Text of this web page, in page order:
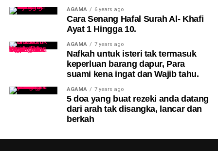
AGAMA 6 years ago
Cara Senang Hafal Surah Al- Khafi
Ayat 1 Hingga 10.
AGAMA 7 years ago
Nafkah untuk isteri tak termasuk
keperluan barang dapur, Para
suami kena ingat dan Wajib tahu.
AGAMA 7 years ago
5 doa yang buat rezeki anda datang
dari arah tak disangka, lancar dan
berkah